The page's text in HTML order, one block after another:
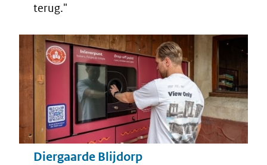
terug."
Diergaarde Blijdorp